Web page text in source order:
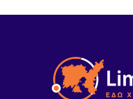
αιτήσεις